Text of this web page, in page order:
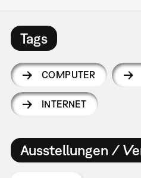
Tags
COMPUTER
INTERNET
Ausstellungen /